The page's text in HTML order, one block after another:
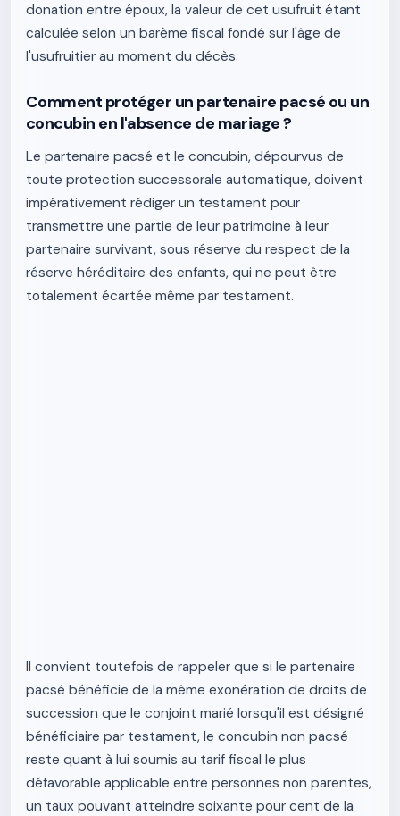
donation entre époux, la valeur de cet usufruit étant
calculée selon un barème fiscal fondé sur l'âge de
l'usufruitier au moment du décès.
Comment protéger un partenaire pacsé ou un
concubin en l'absence de mariage ?
Le partenaire pacsé et le concubin, dépourvus de
toute protection successorale automatique, doivent
impérativement rédiger un testament pour
transmettre une partie de leur patrimoine à leur
partenaire survivant, sous réserve du respect de la
réserve héréditaire des enfants, qui ne peut être
totalement écartée même par testament.
Il convient toutefois de rappeler que si le partenaire
pacsé bénéficie de la même exonération de droits de
succession que le conjoint marié lorsqu'il est désigné
bénéficiaire par testament, le concubin non pacsé
reste quant à lui soumis au tarif fiscal le plus
défavorable applicable entre personnes non parentes,
un taux pouvant atteindre soixante pour cent de la